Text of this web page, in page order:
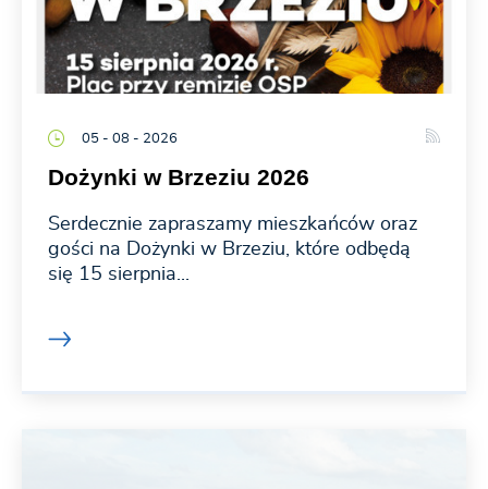
05 - 08 - 2026
Dożynki w Brzeziu 2026
Serdecznie zapraszamy mieszkańców oraz
gości na Dożynki w Brzeziu, które odbędą
się 15 sierpnia...